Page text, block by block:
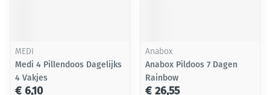
MEDI
Medi 4 Pillendoos Dagelijks
4 Vakjes
€ 6,10
Anabox
Anabox Pildoos 7 Dagen
Rainbow
€ 26,55